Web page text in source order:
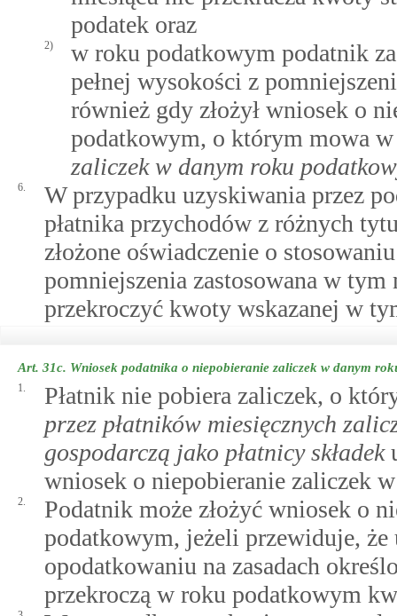
podatek oraz
2)
w roku podatkowym podatnik
pełnej wysokości z
również gdy złożył wniosek o
podatkowym, o którym mowa
zaliczek w danym roku
6.
W przypadku uzyskiwania przez
płatnika przychodów z różnych
złożone oświadczenie o
pomniejszenia zastosowana w tym
przekroczyć kwoty wskazanej w
Art. 31c. Wniosek podatnika o niepobieranie zaliczek w danym
1.
Płatnik nie pobiera zaliczek, o
przez płatników miesięcznych
gospodarczą jako płatnicy składek
wniosek o niepobieranie zaliczek
2.
Podatnik może złożyć wniosek o
podatkowym, jeżeli przewiduje, że
opodatkowaniu na zasadach
przekroczą w roku podatkowym